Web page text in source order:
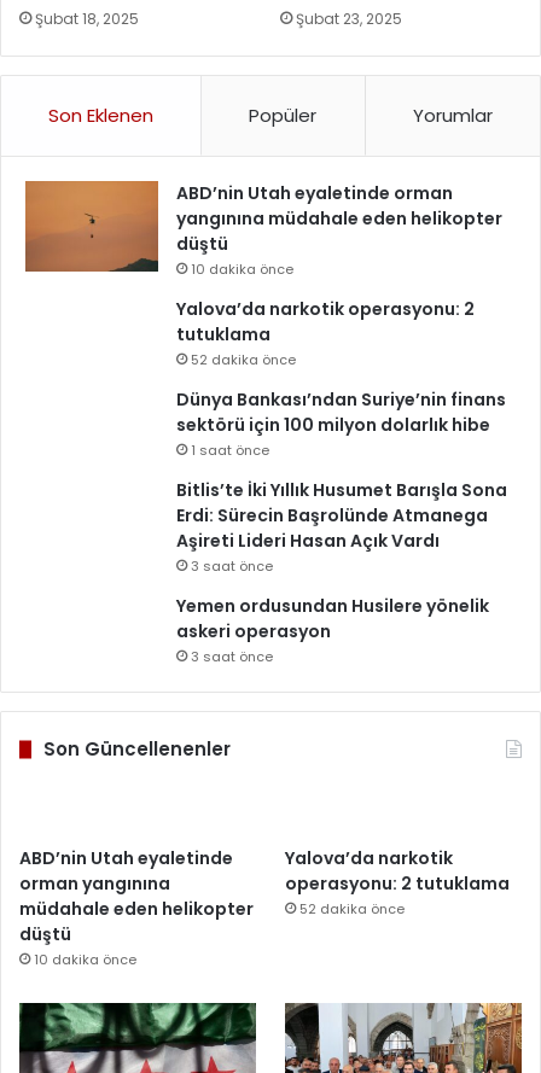
Şubat 18, 2025 Şubat 23, 2025
Son Eklenen Popüler Yorumlar
ABD’nin Utah eyaletinde orman
yangınına müdahale eden helikopter
düştü
10 dakika önce
Yalova’da narkotik operasyonu: 2
tutuklama
52 dakika önce
Dünya Bankası’ndan Suriye’nin finans
sektörü için 100 milyon dolarlık hibe
1 saat önce
Bitlis’te İki Yıllık Husumet Barışla Sona
Erdi: Sürecin Başrolünde Atmanega
Aşireti Lideri Hasan Açık Vardı
3 saat önce
Yemen ordusundan Husilere yönelik
askeri operasyon
3 saat önce
Son Güncellenenler
ABD’nin Utah eyaletinde
orman yangınına
müdahale eden helikopter
düştü
10 dakika önce
Yalova’da narkotik
operasyonu: 2 tutuklama
52 dakika önce